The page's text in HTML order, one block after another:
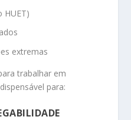
HUET)
extremas
trabalhar em
para: